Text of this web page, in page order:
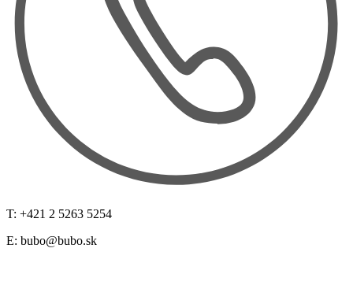
T: +421 2 5263 5254
E: bubo@bubo.sk